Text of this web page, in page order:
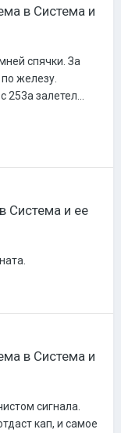
в Система и
спячки. За
железу.
залетел...
Система и ее
в Система и
сигнала.
кап, и самое